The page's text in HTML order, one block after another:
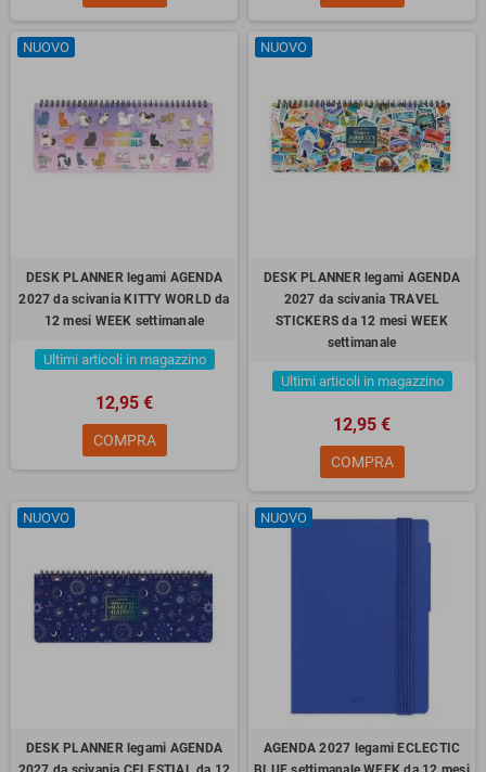
NUOVO
DESK PLANNER legami AGENDA
2027 da scivania KITTY WORLD da
12 mesi WEEK settimanale
Ultimi articoli in magazzino
12,95 €
COMPRA
NUOVO
DESK PLANNER legami AGENDA
2027 da scivania TRAVEL
STICKERS da 12 mesi WEEK
settimanale
Ultimi articoli in magazzino
12,95 €
COMPRA
NUOVO
DESK PLANNER legami AGENDA
NUOVO
AGENDA 2027 legami ECLECTIC